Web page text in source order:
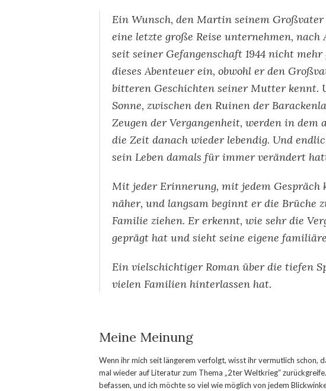
Ein Wunsch, den Martin seinem
eine letzte große Reise unternehmen,
seit seiner Gefangenschaft 1944 nicht
dieses Abenteuer ein, obwohl er den
bitteren Geschichten seiner Mutter kennt.
Sonne, zwischen den Ruinen der
Zeugen der Vergangenheit, werden in
die Zeit danach wieder lebendig. Und
sein Leben damals für immer verändert
Mit jeder Erinnerung, mit jedem
näher, und langsam beginnt er die Brüche
Familie ziehen. Er erkennt, wie sehr die
geprägt hat und sieht seine eigene
Ein vielschichtiger Roman über die tiefen
vielen Familien hinterlassen hat.
Meine Meinung
Wenn ihr mich seit längerem verfolgt, wisst ihr vermutlich schon,
mal wieder auf Literatur zum Thema „2ter Weltkrieg“
befassen, und ich möchte so viel wie möglich von jedem